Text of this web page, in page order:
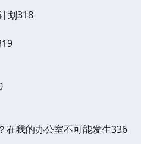
划318
我的办公室不可能发生336